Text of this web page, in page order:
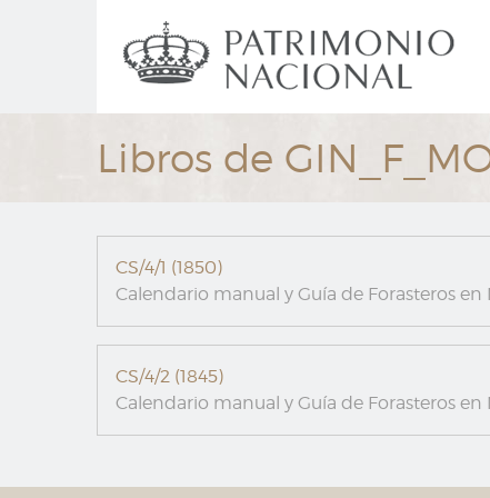
Navegación
principal
Libros de
CS/4/1 (1850)
Calendario manual y Guía de Forasteros en
CS/4/2 (1845)
Calendario manual y Guía de Forasteros en